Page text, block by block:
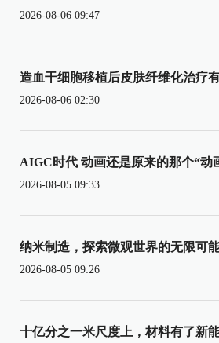
2026-08-06 09:47
造血干细胞移植后皮肤纤维化治疗
2026-08-06 02:30
AIGC时代 动画还是原来的那个“动
2026-08-05 09:33
纳米制造，探索微观世界的无限可
2026-08-05 09:26
十亿分之一米尺度上，材料有了新